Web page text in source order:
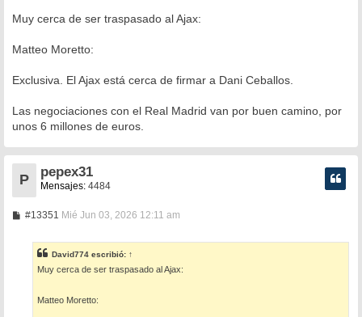
n
s
j
Muy cerca de ser traspasado al Ajax:
Matteo Moretto:
Exclusiva. El Ajax está cerca de firmar a Dani Ceballos.
Las negociaciones con el Real Madrid van por buen camino, por
unos 6 millones de euros.
P
pepex31
Mensajes: 4484
#13351 M
a
j
Mié Jun 03, 2026 12:11 am
David774 escribió: ↑
Muy cerca de ser traspasado al Ajax:
Matteo Moretto: